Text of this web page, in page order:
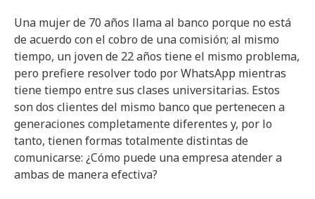
Una mujer de 70 años llama al banco porque no está
de acuerdo con el cobro de una comisión; al mismo
tiempo, un joven de 22 años tiene el mismo problema,
pero prefiere resolver todo por WhatsApp mientras
tiene tiempo entre sus clases universitarias. Estos
son dos clientes del mismo banco que pertenecen a
generaciones completamente diferentes y, por lo
tanto, tienen formas totalmente distintas de
comunicarse: ¿Cómo puede una empresa atender a
ambas de manera efectiva?